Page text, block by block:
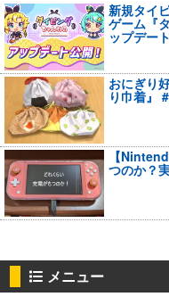
新規タイ
ゲーム『
ップデー
おにぎり
り巾着』
【
つのか？
メニュー